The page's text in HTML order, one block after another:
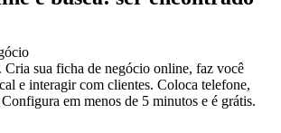
sua ficha de negócio online, faz você
e interagir com clientes. Coloca telefone,
em menos de 5 minutos e é grátis.